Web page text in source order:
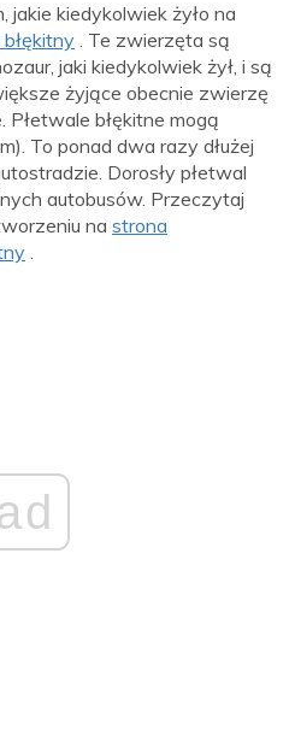
kiedykolwiek żyło na
. Te zwierzęta są
jaki kiedykolwiek żył, i są
żyjące obecnie zwierzę
błękitne mogą
To ponad dwa razy dłużej
Dorosły płetwal
autobusów. Przeczytaj
na strona
.